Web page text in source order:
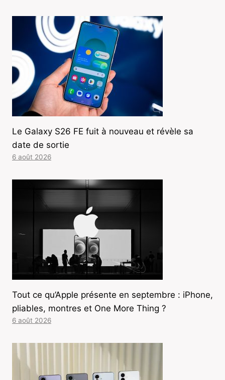
Le Galaxy S26 FE fuit à nouveau et révèle sa
date de sortie
6 août 2026
Tout ce qu’Apple présente en septembre : iPhone,
pliables, montres et One More Thing ?
6 août 2026